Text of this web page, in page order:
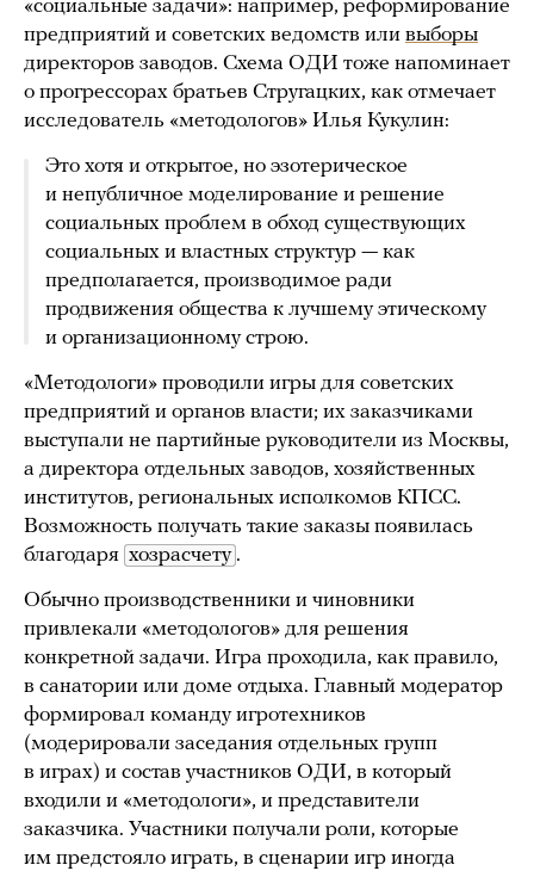
«социальные задачи»: например, реформирование
предприятий и советских ведомств или выборы
директоров заводов. Схема ОДИ тоже напоминает
о прогрессорах братьев Стругацких, как отмечает
исследователь «методологов» Илья Кукулин:
Это хотя и открытое, но эзотерическое
и непубличное моделирование и решение
социальных проблем в обход существующих
социальных и властных структур — как
предполагается, производимое ради
продвижения общества к лучшему этическому
и организационному строю.
«Методологи» проводили игры для советских
предприятий и органов власти; их заказчиками
выступали не партийные руководители из Москвы,
а директора отдельных заводов, хозяйственных
институтов, региональных исполкомов КПСС.
Возможность получать такие заказы появилась
благодаря хозрасчету .
Обычно производственники и чиновники
привлекали «методологов» для решения
конкретной задачи. Игра проходила, как правило,
в санатории или доме отдыха. Главный модератор
формировал команду игротехников
(модерировали заседания отдельных групп
в играх) и состав участников ОДИ, в который
входили и «методологи», и представители
заказчика. Участники получали роли, которые
им предстояло играть, в сценарии игр иногда